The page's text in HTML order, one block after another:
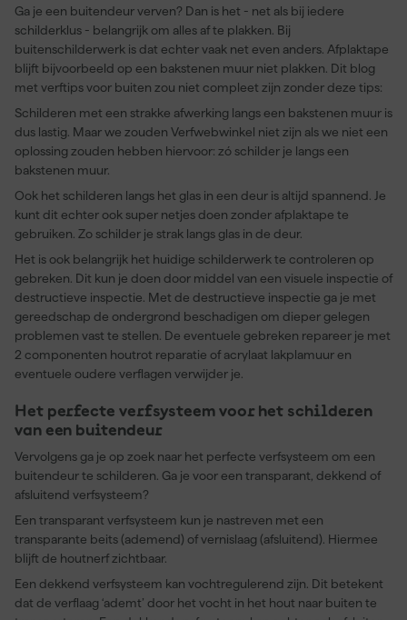
Ga je een buitendeur verven? Dan is het - net als bij iedere
schilderklus - belangrijk om alles af te plakken. Bij
buitenschilderwerk is dat echter vaak net even anders. Afplaktape
blijft bijvoorbeeld op een bakstenen muur niet plakken. Dit blog
met verftips voor buiten zou niet compleet zijn zonder deze tips:
Schilderen met een strakke afwerking langs een bakstenen muur is
dus lastig. Maar we zouden Verfwebwinkel niet zijn als we niet een
oplossing zouden hebben hiervoor: zó schilder je langs een
bakstenen muur.
Ook het schilderen langs het glas in een deur is altijd spannend. Je
kunt dit echter ook super netjes doen zonder afplaktape te
gebruiken. Zo schilder je strak langs glas in de deur.
Het is ook belangrijk het huidige schilderwerk te controleren op
gebreken. Dit kun je doen door middel van een visuele inspectie of
destructieve inspectie. Met de destructieve inspectie ga je met
gereedschap de ondergrond beschadigen om dieper gelegen
problemen vast te stellen. De eventuele gebreken repareer je met
2 componenten houtrot reparatie of acrylaat lakplamuur en
eventuele oudere verflagen verwijder je.
Het perfecte verfsysteem voor het schilderen
van een buitendeur
Vervolgens ga je op zoek naar het perfecte verfsysteem om een
buitendeur te schilderen. Ga je voor een transparant, dekkend of
afsluitend verfsysteem?
Een transparant verfsysteem kun je nastreven met een
transparante beits (ademend) of vernislaag (afsluitend). Hiermee
blijft de houtnerf zichtbaar.
Een dekkend verfsysteem kan vochtregulerend zijn. Dit betekent
dat de verflaag ‘ademt’ door het vocht in het hout naar buiten te